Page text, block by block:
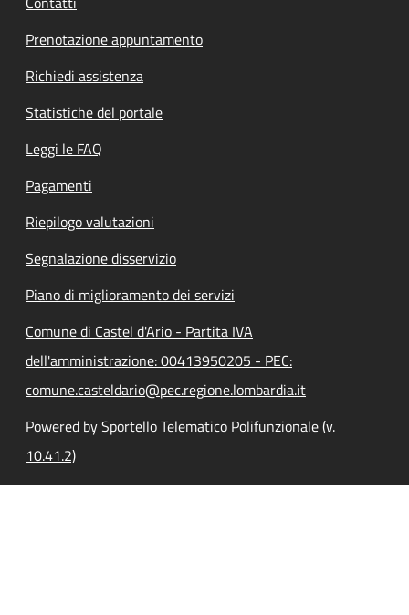
Prenotazione appuntamento
Richiedi assistenza
Statistiche del portale
Leggi le FAQ
Pagamenti
Riepilogo valutazioni
Segnalazione disservizio
Piano di miglioramento dei servizi
Comune di Castel d'Ario - Partita IVA
dell'amministrazione: 00413950205 - PEC:
comune.casteldario@pec.regione.lombardia.it
Powered by Sportello Telematico Polifunzionale (v.
10.41.2)